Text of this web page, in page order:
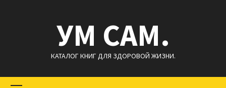
УМ САМ.
КАТАЛОГ КНИГ ДЛЯ ЗДОРОВОЙ ЖИЗНИ.